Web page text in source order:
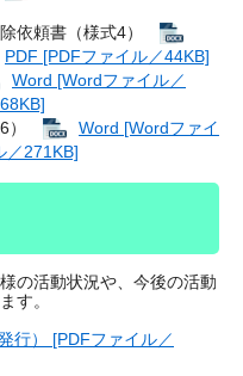
除依頼書（様式4）
PDF [PDFファイル／44KB]
Word [Wordファイル／
6）
Word [Wordファイ
／271KB]
の活動状況や、今後の活動
す。
行） [PDFファイル／